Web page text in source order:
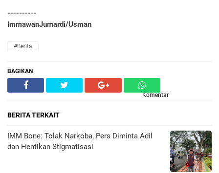
----------
ImmawanJumardi/Usman
#Berita
BAGIKAN
Komentar
BERITA TERKAIT
IMM Bone: Tolak Narkoba, Pers Diminta Adil
dan Hentikan Stigmatisasi